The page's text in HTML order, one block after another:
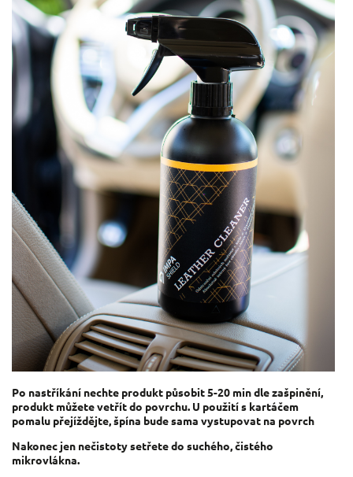
Po nastříkání nechte produkt působit 5-20 min dle zašpinění,
produkt můžete vetřít do povrchu. U použití s kartáčem
pomalu přejíždějte, špína bude sama vystupovat na povrch
Nakonec jen nečistoty setřete do suchého, čistého
mikrovlákna.